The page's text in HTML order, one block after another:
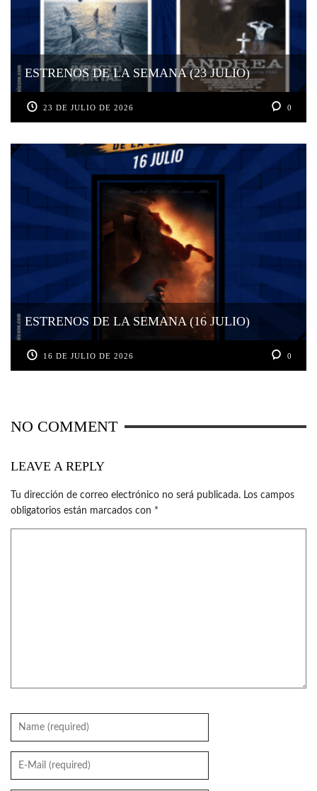
ESTRENOS DE LA SEMANA (23 JULIO)
23 DE JULIO DE 2026 0
ESTRENOS DE LA SEMANA (16 JULIO)
16 DE JULIO DE 2026 0
NO COMMENT
LEAVE A REPLY
Tu dirección de correo electrónico no será publicada. Los campos
obligatorios están marcados con *